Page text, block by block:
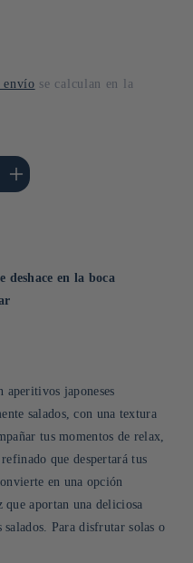
envío se calculan en la
para Default
Title
deshace en la boca
aperitivos japoneses
salados, con una textura
tus momentos de relax,
que despertará tus
en una opción
aportan una deliciosa
salados. Para disfrutar solas o